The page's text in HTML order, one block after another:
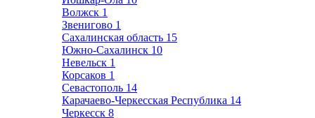
Волжск 1
Звенигово 1
Сахалинская область 15
Южно-Сахалинск 10
Невельск 1
Корсаков 1
Севастополь 14
Карачаево-Черкесская Республика 14
Черкесск 8